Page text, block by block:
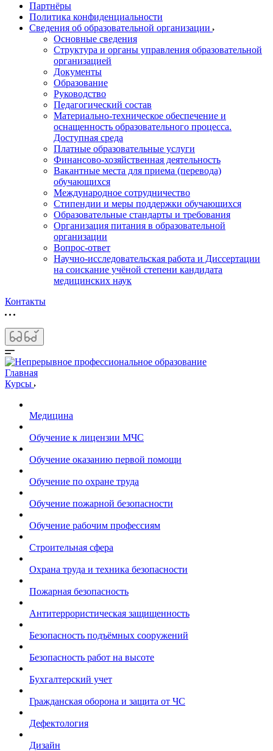
Партнёры
Политика конфиденциальности
Сведения об образовательной организации
Основные сведения
Структура и органы управления образовательной
организацией
Документы
Образование
Руководство
Педагогический состав
Материально-техническое обеспечение и
оснащенность образовательного процесса.
Доступная среда
Платные образовательные услуги
Финансово-хозяйственная деятельность
Вакантные места для приема (перевода)
обучающихся
Международное сотрудничество
Стипендии и меры поддержки обучающихся
Образовательные стандарты и требования
Организация питания в образовательной
организации
Вопрос-ответ
Научно-исследовательская работа и Диссертации
на соискание учёной степени кандидата
медицинских наук
Контакты
Главная
Курсы
Медицина
Обучение к лицензии МЧС
Обучение оказанию первой помощи
Обучение по охране труда
Обучение пожарной безопасности
Обучение рабочим профессиям
Строительная сфера
Охрана труда и техника безопасности
Пожарная безопасность
Антитеррористическая защищенность
Безопасность подъёмных сооружений
Безопасность работ на высоте
Бухгалтерский учет
Гражданская оборона и защита от ЧС
Дефектология
Дизайн